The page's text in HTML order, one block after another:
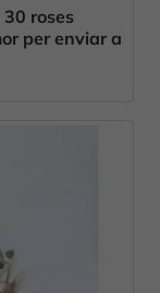
roses
per enviar a